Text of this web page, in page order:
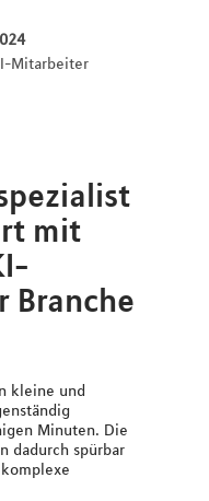
Mitarbeiter
mit
Branche
kleine und
Minuten. Die
dadurch spürbar